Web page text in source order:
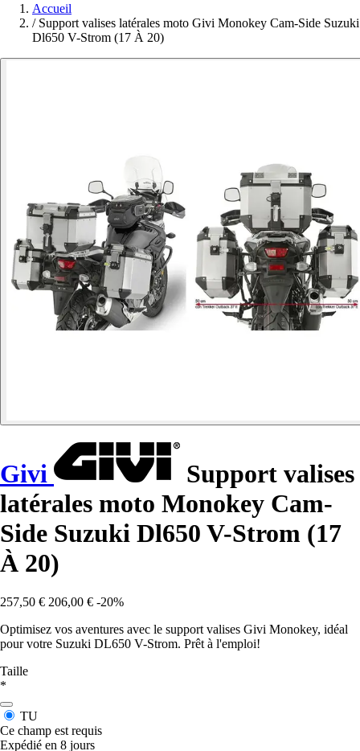
Accueil
/ Support valises latérales moto Givi Monokey Cam-Side Suzuki
Dl650 V-Strom (17 À 20)
Givi
Support valises
latérales moto Monokey Cam-
Side Suzuki Dl650 V-Strom (17
À 20)
257,50 € 206,00 € -20%
Optimisez vos aventures avec le support valises Givi Monokey, idéal
pour votre Suzuki DL650 V-Strom. Prêt à l'emploi!
Taille
*
TU
Ce champ est requis
Expédié en 8 jours